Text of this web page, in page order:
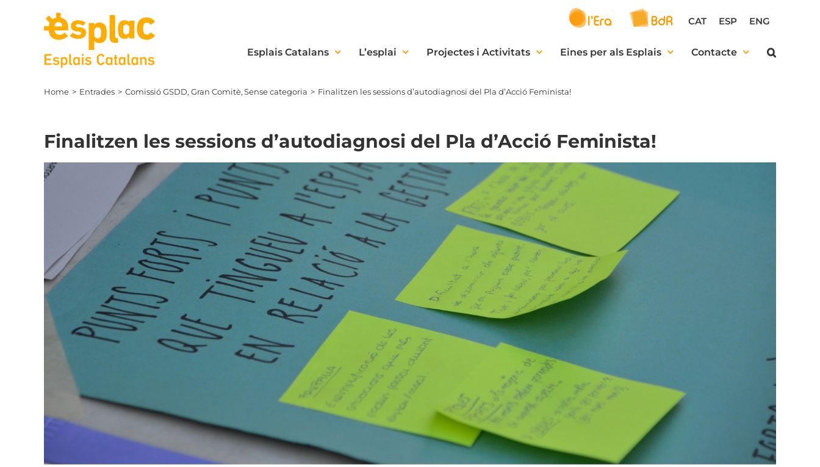
CAT ESP ENG
Esplais Catalans L’esplai Projectes i Activitats Eines per als Esplais Contacte
Home Entrades Comissió GSDD Gran Comitè Sense categoria Finalitzen les sessions d’autodiagnosi del Pla d’Acció Feminista!
Finalitzen les sessions d’autodiagnosi del Pla d’Acció Feminista!
View
Larger